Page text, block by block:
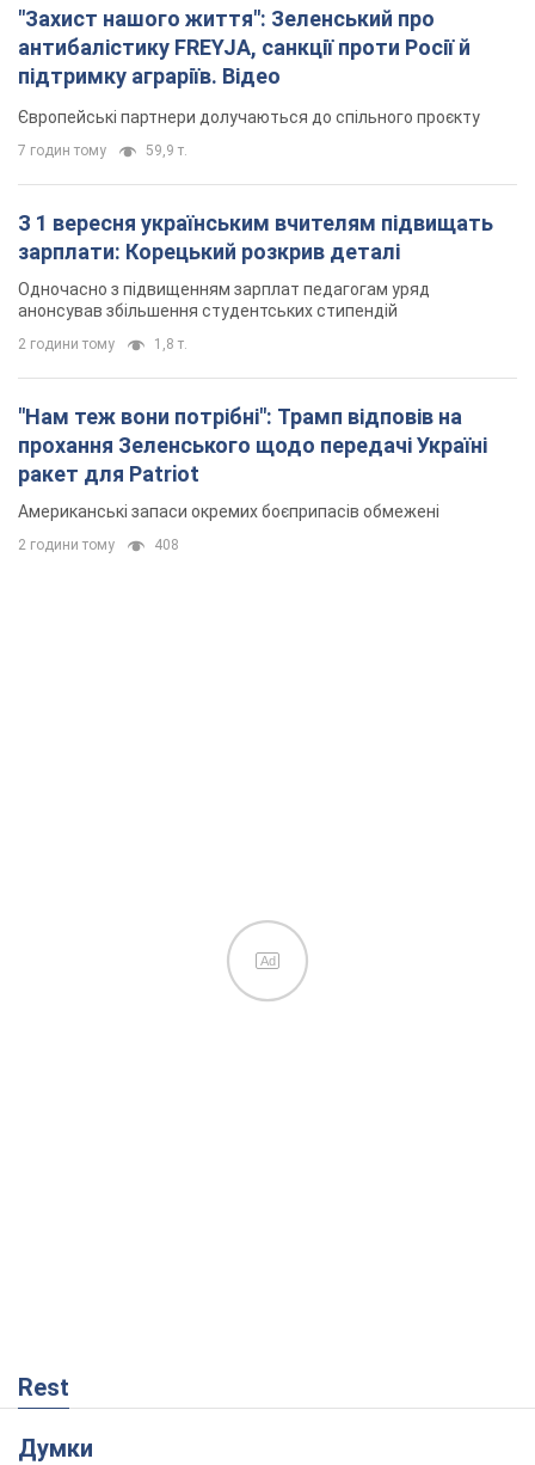
"Захист нашого життя": Зеленський про
антибалістику FREYJA, санкції проти Росії й
підтримку аграріїв. Відео
Європейські партнери долучаються до спільного проєкту
7 годин тому 59,9 т.
З 1 вересня українським вчителям підвищать
зарплати: Корецький розкрив деталі
Одночасно з підвищенням зарплат педагогам уряд
анонсував збільшення студентських стипендій
2 години тому 1,8 т.
"Нам теж вони потрібні": Трамп відповів на
прохання Зеленського щодо передачі Україні
ракет для Patriot
Американські запаси окремих боєприпасів обмежені
2 години тому 408
Ad
Rest
Думки